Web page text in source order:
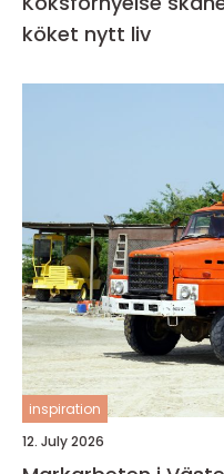
köket nytt liv
inspiration
12. July 2026